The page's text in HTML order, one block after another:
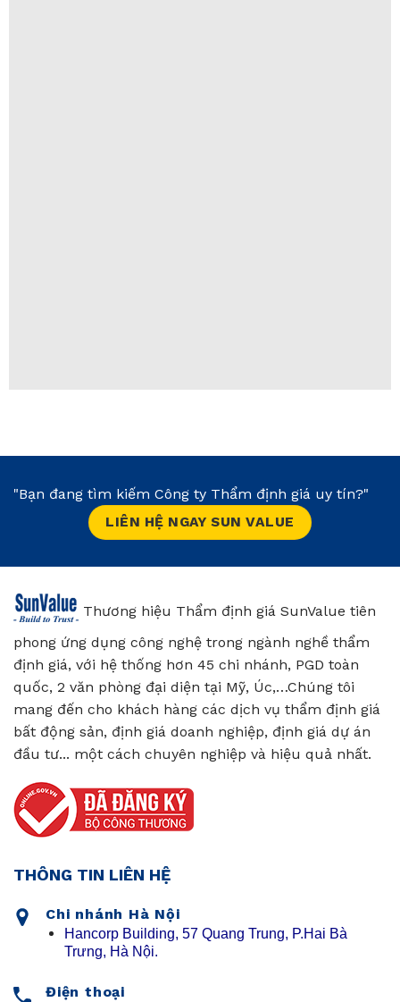
"Bạn đang tìm kiếm Công ty Thẩm định giá uy tín?"
LIÊN HỆ NGAY SUN VALUE
Thương hiệu Thẩm định giá SunValue tiên
phong ứng dụng công nghệ trong ngành nghề thẩm
định giá, với hệ thống hơn 45 chi nhánh, PGD toàn
quốc, 2 văn phòng đại diện tại Mỹ, Úc,…Chúng tôi
mang đến cho khách hàng các dịch vụ thẩm định giá
bất động sản, định giá doanh nghiệp, định giá dự án
đầu tư... một cách chuyên nghiệp và hiệu quả nhất.
THÔNG TIN LIÊN HỆ
Chi nhánh Hà Nội
Hancorp Building, 57 Quang Trung, P.Hai Bà
Trưng, Hà Nội.
Điện thoại